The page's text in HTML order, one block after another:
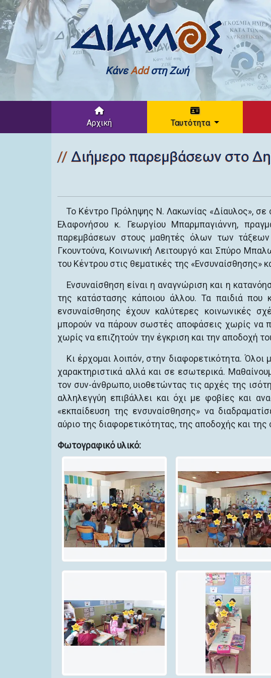
ΚάνεAddστη Ζωή
Αρχική Ταυτότητα
Διήμερο παρεμβάσεων στο
Το Κέντρο Πρόληψης Ν. Λακωνίας «Δίαυλος», σε
Ελαφονήσου κ. Γεωργίου Μπαρμπαγιάννη,
παρεμβάσεων στους μαθητές όλων των τάξεων
Γκουντούνα, Κοινωνική Λειτουργό και Σπύρο
του Κέντρου στις θεματικές της «Ενσυναίσθησης»
Ενσυναίσθηση είναι η αναγνώριση και η
της κατάστασης κάποιου άλλου. Τα παιδιά που
ενσυναίσθησης έχουν καλύτερες κοινωνικές
μπορούν να πάρουν σωστές αποφάσεις χωρίς να
χωρίς να επιζητούν την έγκριση και την αποδοχή
Κι έρχομαι λοιπόν, στην διαφορετικότητα.
χαρακτηριστικά αλλά και σε εσωτερικά.
τον συν-άνθρωπο, υιοθετώντας τις αρχές της
αλληλεγγύη επιβάλλει και όχι με φοβίες και
«εκπαίδευση της ενσυναίσθησης» να
αύριο της διαφορετικότητας, της αποδοχής και
Φωτογραφικό υλικό: